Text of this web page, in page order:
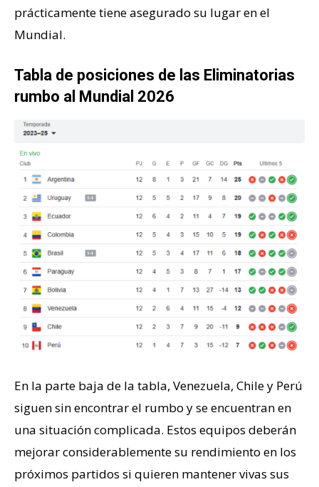
prácticamente tiene asegurado su lugar en el
Mundial.
Tabla de posiciones de las Eliminatorias
rumbo al Mundial 2026
En la parte baja de la tabla, Venezuela, Chile y Perú
siguen sin encontrar el rumbo y se encuentran en
una situación complicada. Estos equipos deberán
mejorar considerablemente su rendimiento en los
próximos partidos si quieren mantener vivas sus